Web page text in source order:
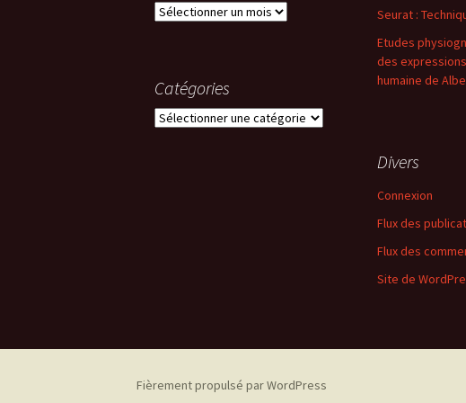
Seurat :
Etudes
des
humaine de
Archives
Catégories
Catégories
Divers
Connexion
Flux des
Flux des
Site de
Fièrement propulsé par WordPress